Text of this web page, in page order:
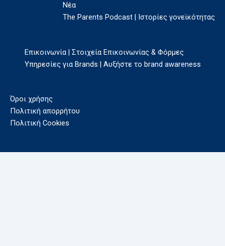
Νέα
The Parents Podcast | Ιστορίες γονεϊκότητας
Επικοινωνία | Στοιχεία Επικοινωνίας & Φόρμες
Υπηρεσίες για Brands | Αυξήστε το brand awareness
Όροι χρήσης
Πολιτική απορρήτου
Πολιτική Cookies